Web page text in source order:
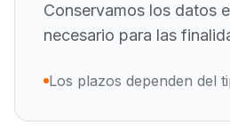
Conservamos los datos
necesario para las
Los plazos dependen del